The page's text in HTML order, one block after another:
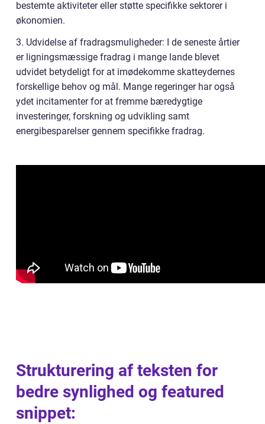
bestemte aktiviteter eller støtte specifikke sektorer i
økonomien.
3. Udvidelse af fradragsmuligheder: I de seneste årtier
er ligningsmæssige fradrag i mange lande blevet
udvidet betydeligt for at imødekomme skatteydernes
forskellige behov og mål. Mange regeringer har også
ydet incitamenter for at fremme bæredygtige
investeringer, forskning og udvikling samt
energibesparelser gennem specifikke fradrag.
Strukturering af teksten for
bedre synlighed og featured
snippet: